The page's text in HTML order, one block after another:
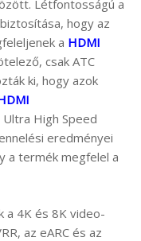
Létfontosságú a
hogy az
a HDMI
csak ATC
ki, hogy azok
Ultra High Speed
eredményei
a termék megfelel a
a 4K és 8K video-
az eARC és az